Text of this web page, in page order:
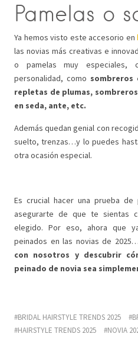
Pamelas o
Ya hemos visto este accesorio en
las novias más creativas e
o pamelas muy especiales,
personalidad, como sombreros
repletas de plumas,
en seda, ante, etc.
Además quedan genial con
suelto, trenzas…y lo puedes
otra ocasión especial.
Es crucial hacer una prueba de
asegurarte de que te sientas
elegido. Por eso, ahora que
peinados en las novias de
con nosotros y descubrir
peinado de novia sea
BRIDAL HAIRSTYLE TRENDS 2025
HAIRSTYLE TRENDS 2025
NOVIA